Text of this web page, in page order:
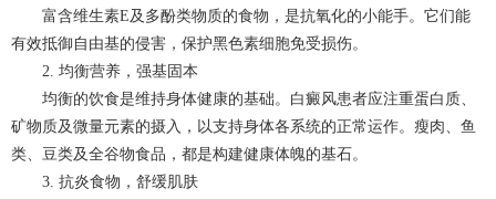
富含维生素E及多酚类物质的食物，是抗氧化的小能手。它们能
有效抵御自由基的侵害，保护黑色素细胞免受损伤。
2. 均衡营养，强基固本
均衡的饮食是维持身体健康的基础。白癜风患者应注重蛋白质、
矿物质及微量元素的摄入，以支持身体各系统的正常运作。瘦肉、鱼
类、豆类及全谷物食品，都是构建健康体魄的基石。
3. 抗炎食物，舒缓肌肤